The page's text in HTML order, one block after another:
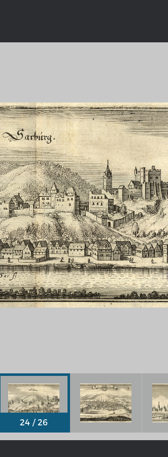
THE RHINE FROM BASEL TO KOBLENZ
Entirely new depiction of the Rhine river
1794
Details of the historical map
French-German history alongside the
Rhine
Chronologie der deutsch-französischen
Geschichte